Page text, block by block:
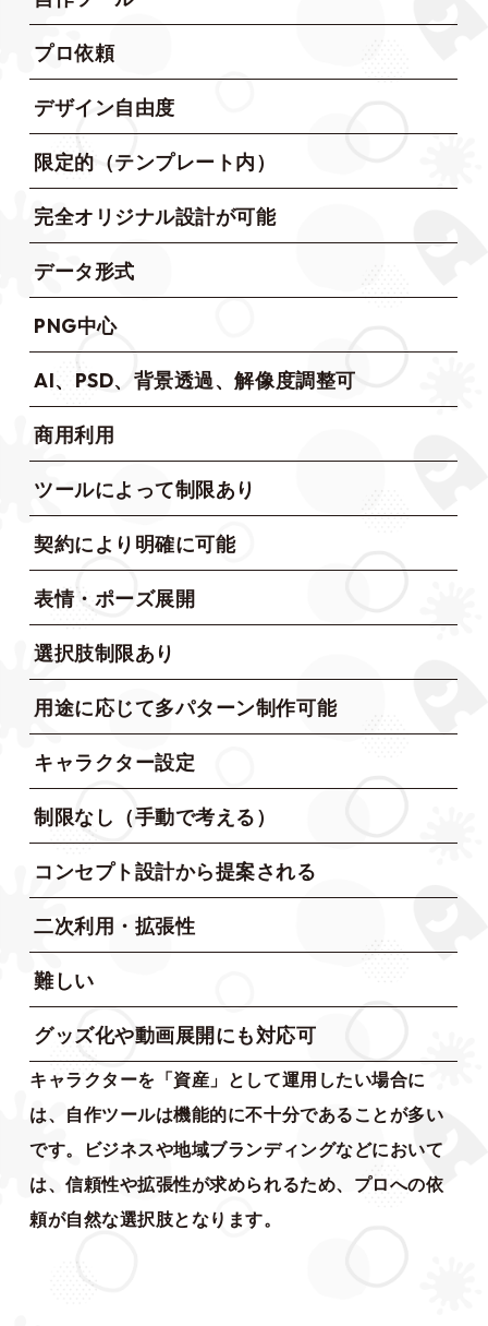
プロ依頼
デザイン自由度
限定的（テンプレート内）
完全オリジナル設計が可能
データ形式
PNG中心
AI、PSD、背景透過、解像度調整可
商用利用
ツールによって制限あり
契約により明確に可能
表情・ポーズ展開
選択肢制限あり
用途に応じて多パターン制作可能
キャラクター設定
制限なし（手動で考える）
コンセプト設計から提案される
二次利用・拡張性
難しい
グッズ化や動画展開にも対応可
キャラクターを「資産」として運用したい場合に
は、自作ツールは機能的に不十分であることが多い
です。ビジネスや地域ブランディングなどにおいて
は、信頼性や拡張性が求められるため、プロへの依
頼が自然な選択肢となります。